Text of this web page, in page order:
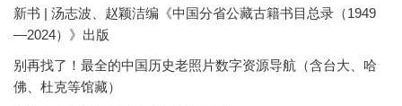
新书 | 汤志波、赵颖洁编《中国分省公藏古籍书目总录（1949
—2024）》出版
别再找了！最全的中国历史老照片数字资源导航（含台大、哈
佛、杜克等馆藏）